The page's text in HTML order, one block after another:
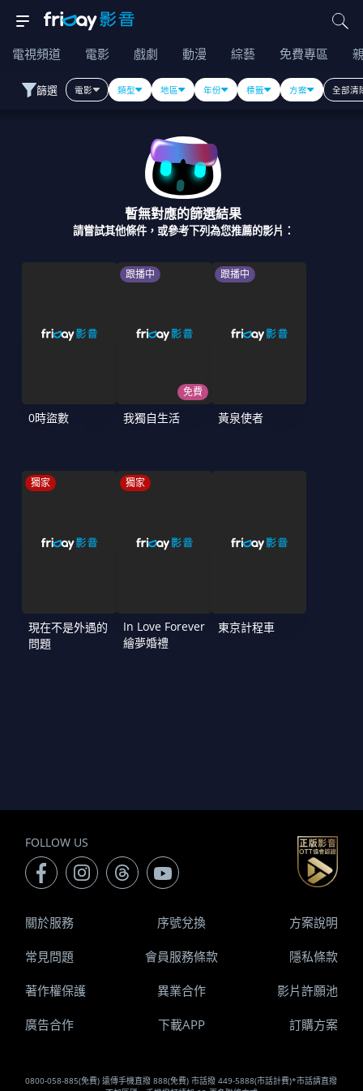
電視頻道 電影 戲劇 動漫 綜藝 免費專區
篩選 電影 類型 地區 年份 標籤 方案 全部清
暫無對應的篩選結果
請嘗試其他條件，或參考下列為您推薦的影片：
0時盜數
跟播中
免費
我獨自生活
跟播中
黃泉使者
獨家
現在不是外遇的
問題
獨家
In Love Forever
繪夢婚禮
東京計程車
FOLLOW US
0800-058-885(免費) 遠傳手機直撥 888(免費) 市話撥 449-5888(市話計費)*市話請直撥
關於服務 序號兌換 方案說明
常見問題 會員服務條款 隱私條款
著作權保護 異業合作 影片許願池
廣告合作 下載APP 訂購方案